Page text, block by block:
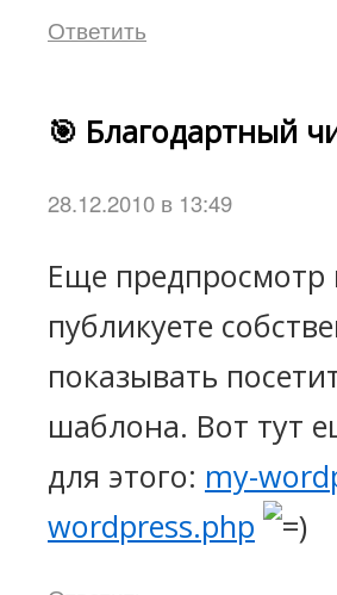
Ответить
🎯 Благодартный
28.12.2010 в 13:49
Еще предпросмотр
публикуете
показывать
шаблона. Вот тут
для этого: my-
wordpress.php